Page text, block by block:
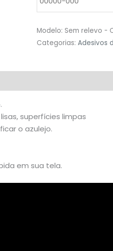
Modelo: Sem relevo -
Categorias: Adesivos
superfícies limpas
o azulejo.
em sua tela.